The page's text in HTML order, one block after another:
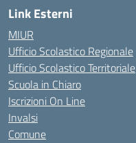
Link Esterni
MIUR
Ufficio Scolastico Regionale
Ufficio Scolastico Territoriale
Scuola in Chiaro
Iscrizioni On Line
Invalsi
Comune